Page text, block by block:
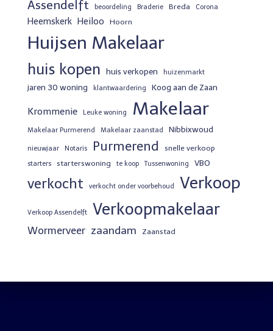
Assendelft beoordeling Braderie Breda Corona
Heemskerk Heiloo Hoorn
Huijsen Makelaar
huis kopen huis verkopen huizenmarkt
jaren 30 woning klantwaardering Koog aan de Zaan
Krommenie Leuke woning Makelaar
Makelaar Purmerend Makelaar zaanstad Nibbixwoud
nieuwjaar Notaris Purmerend snelle verkoop
starters starterswoning te koop Tussenwoning VBO
verkocht verkocht onder voorbehoud Verkoop
Verkoop Assendelft Verkoopmakelaar
Wormerveer zaandam Zaanstad